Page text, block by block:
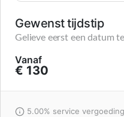
Gewenst tijdstip
Gelieve eerst een datum
Vanaf
€ 130
5.00% service